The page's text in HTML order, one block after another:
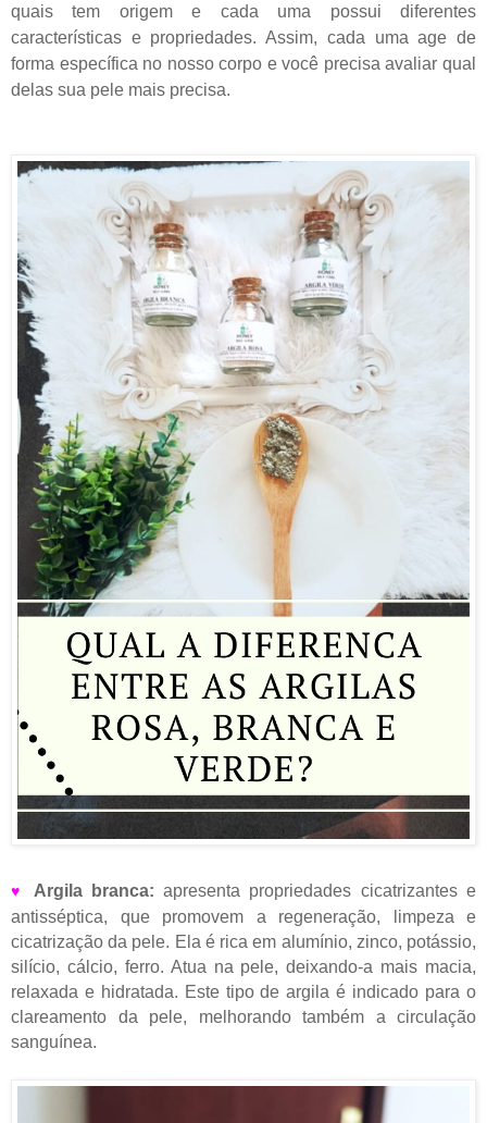
quais tem origem e cada uma possui diferentes
características e propriedades. Assim, cada uma age de
forma específica no nosso corpo e você precisa avaliar qual
delas sua pele mais precisa.
♥ Argila branca:apresenta propriedades cicatrizantes e
antisséptica, que promovem a regeneração, limpeza e
cicatrização da pele. Ela é rica em alumínio, zinco, potássio,
silício, cálcio, ferro. Atua na pele, deixando-a mais macia,
relaxada e hidratada. Este tipo de argila é indicado para o
clareamento da pele, melhorando também a circulação
sanguínea.